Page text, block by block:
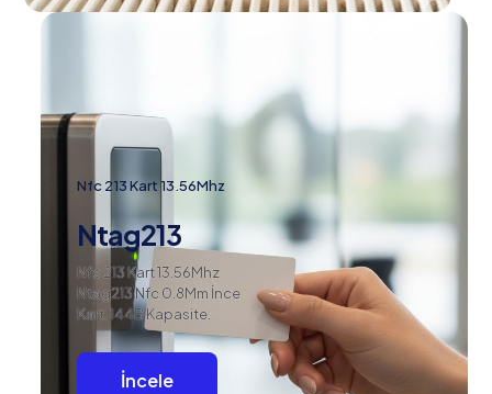
Nfc 213 Kart 13.56Mhz
Ntag213
Nfc 213 Kart 13.56Mhz
Ntag213 Nfc 0.8Mm İnce
Kart. 144B Kapasite.
İncele